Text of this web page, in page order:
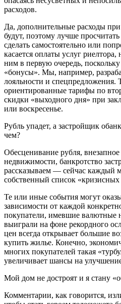
расходов.
Да, дополнительные расходы
будут, поэтому лучше
сделать самостоятельно или
касается оплаты услуг
ним в первую очередь,
«бонусы». Мы, например,
лояльности и спецпредложения.
ориентированные тарифы по
скидки «выходного дня» при
или воскресенье.
Рубль упадет, а застройщик
чем?
Обесценивание рубля,
недвижимости, банкротство
рассказываем — сейчас каждый
собственный список
Те или иные события могут
зависимости от каждой
покупатели, имевшие валютные
выиграли на фоне рекордного
цен всегда открывает большие
купить жилье. Конечно,
многих покупателей такая
увеличивает шансы на
Мой дом не достроят и я стану
Комментарии, как говорится,